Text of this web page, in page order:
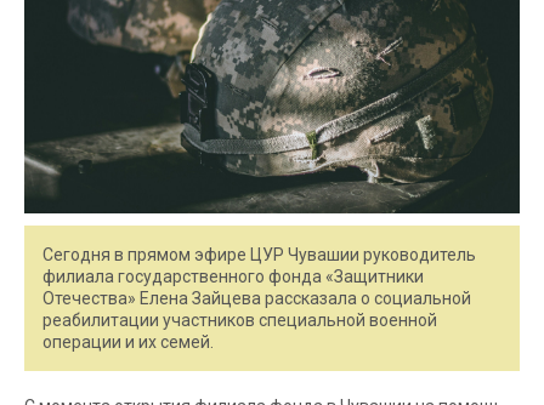
Сегодня в прямом эфире ЦУР Чувашии руководитель
филиала государственного фонда «Защитники
Отечества» Елена Зайцева рассказала о социальной
реабилитации участников специальной военной
операции и их семей.